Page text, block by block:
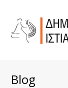
Blog